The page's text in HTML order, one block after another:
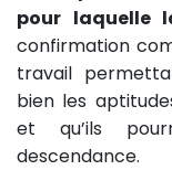
pour laquelle
confirmation
travail
bien les
et qu’ils
descendance.